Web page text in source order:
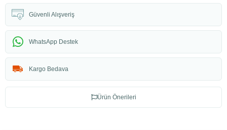
Güvenli Alışveriş
WhatsApp Destek
Kargo Bedava
Ürün Önerileri